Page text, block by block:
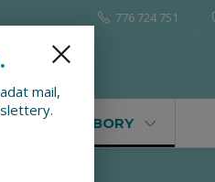
776 724 751
SOUBORY
mail,